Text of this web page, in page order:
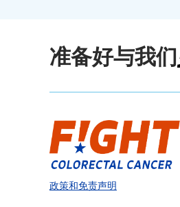
准备好与我们
政策和免责声明